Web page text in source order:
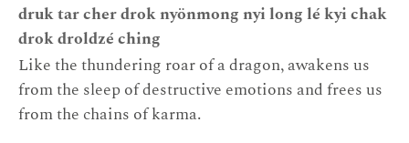
druk tar cher drok nyönmong nyi long lé kyi chak
drok droldzé ching
Like the thundering roar of a dragon, awakens us
from the sleep of destructive emotions and frees us
from the chains of karma.